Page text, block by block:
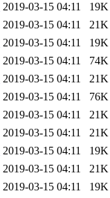
2019-03-15 04:11
19K
2019-03-15 04:11
21K
2019-03-15 04:11
19K
2019-03-15 04:11
74K
2019-03-15 04:11
21K
2019-03-15 04:11
76K
2019-03-15 04:11
21K
2019-03-15 04:11
21K
2019-03-15 04:11
19K
2019-03-15 04:11
21K
2019-03-15 04:11
19K